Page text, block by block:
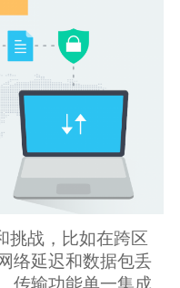
挑战，比如在跨区
络延迟和数据包丢
传输功能单一集成